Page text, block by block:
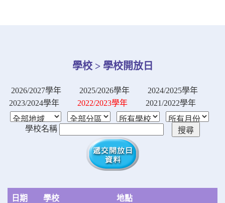
學校 > 學校開放日
2026/2027學年 2025/2026學年
2024/2025學年
2023/2024學年
2022/2023學年 2021/2022學年
學校名稱
日期 學校 地點